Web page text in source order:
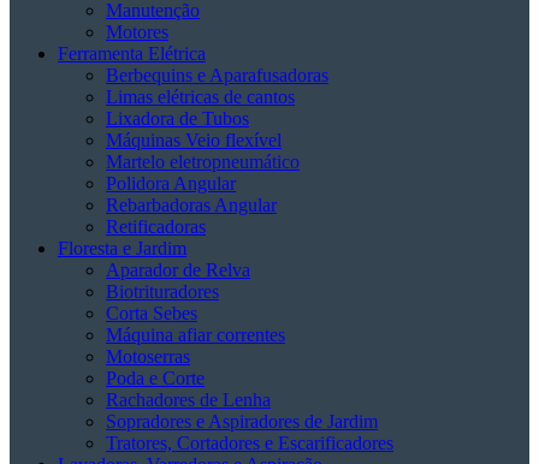
Manutenção
Motores
Ferramenta Elétrica
Berbequins e Aparafusadoras
Limas elétricas de cantos
Lixadora de Tubos
Máquinas Veio flexível
Martelo eletropneumático
Polidora Angular
Rebarbadoras Angular
Retificadoras
Floresta e Jardim
Aparador de Relva
Biotrituradores
Corta Sebes
Máquina afiar correntes
Motoserras
Poda e Corte
Rachadores de Lenha
Sopradores e Aspiradores de Jardim
Tratores, Cortadores e Escarificadores